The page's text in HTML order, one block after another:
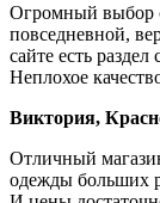
Огромный выбор
повседневной,
сайте есть
Неплохое
Виктория,
Отличный
одежды больших